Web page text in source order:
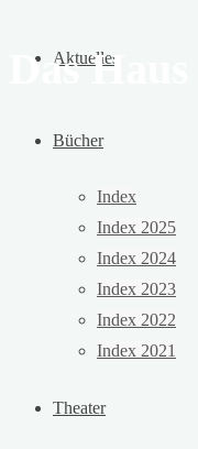
Aktuelles
Bücher
Index
Index 2025
Index 2024
Index 2023
Index 2022
Index 2021
Theater
Das